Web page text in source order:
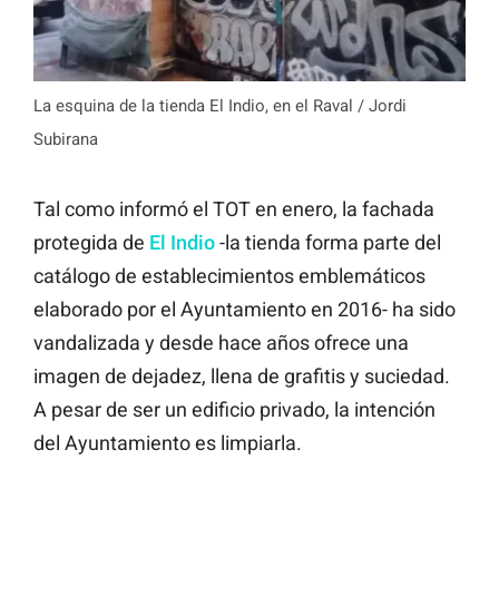
La esquina de la tienda El Indio, en el Raval / Jordi
Subirana
Tal como informó el TOT en enero, la fachada
protegida de El Indio-la tienda forma parte del
catálogo de establecimientos emblemáticos
elaborado por el Ayuntamiento en 2016- ha sido
vandalizada y desde hace años ofrece una
imagen de dejadez, llena de grafitis y suciedad.
A pesar de ser un edificio privado, la intención
del Ayuntamiento es limpiarla.